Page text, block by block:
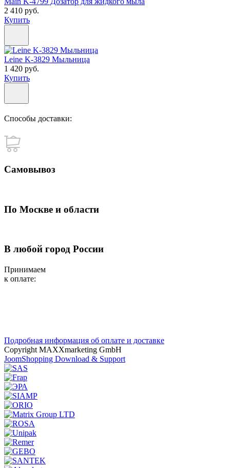
2 410 руб.
Купить
Leine K-3829 Мыльница
1 420 руб.
Купить
Способы доставки:
Самовывоз
По Москве и области
В любой город России
Принимаем
к оплате:
Подробная информация об оплате и доставке
Copyright MAXXmarketing GmbH
JoomShopping Download & Support